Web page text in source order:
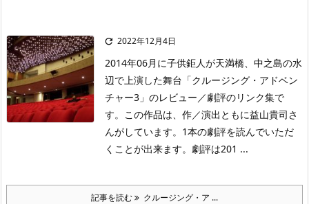
 2022年12月4日
2014年06月に子供鉅人が天満橋、中之島の水
辺で上演した舞台「クルージング・アドベン
チャー3」のレビュー／劇評のリンク集で
す。この作品は、作／演出ともに益山貴司さ
んがしています。1本の劇評を読んでいただ
くことが出来ます。劇評は201 ...
記事を読む クルージング・ア ...